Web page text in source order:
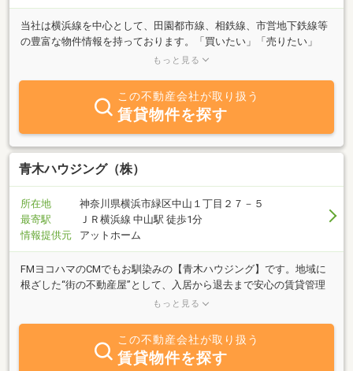
当社は横浜線を中心として、田園都市線、相鉄線、市営地下鉄線等
の豊富な物件情報を持っております。「買いたい」「売りたい」
「借りたい」等、不動産の事なら何でもお気軽に御相談下さい。専
もっと見る
この不動産会社が取り扱う
賃貸物件を探す
青木ハウジング（株）
所在地
神奈川県横浜市緑区中山１丁目２７－５
最寄駅
ＪＲ横浜線 中山駅 徒歩1分
情報提供元
アットホーム
FMヨコハマのCMでもお馴染みの【青木ハウジング】です。地域に
根ざした“街の不動産屋”として、入居から退去まで安心の賃貸管理
ときめ細やかなサポートを行っています。「入居中に水漏れが…」
タッフが迅速に対応。地元密着だからこその安心感をご提供してい
ます。また、お部屋探しにおいてはワンランク上のサービスを心掛
け、家賃交渉・初期費用のご相談にも柔軟に対応。お客様のご要望
もっと見る
この不動産会社が取り扱う
賃貸物件を探す